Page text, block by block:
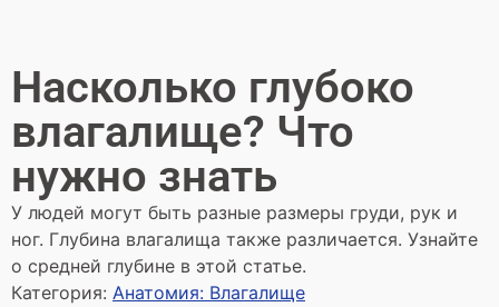
Насколько глубоко
влагалище? Что
нужно знать
У людей могут быть разные размеры груди, рук и
ног. Глубина влагалища также различается. Узнайте
о средней глубине в этой статье.
Категория: Анатомия: Влагалище